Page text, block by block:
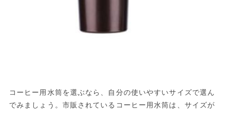
コーヒー用水筒を選ぶなら、自分の使いやすいサイズで選ん
でみましょう。市販されているコーヒー用水筒は、サイズが